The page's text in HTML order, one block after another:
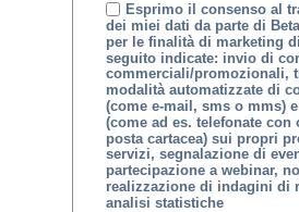
Esprimo il consenso al
dei miei dati da parte di
per le finalità di marketing
seguito indicate: invio di
commerciali/promozionali,
modalità automatizzate di
(come e-mail, sms o mms)
(come ad es. telefonate con
posta cartacea) sui propri
servizi, segnalazione di
partecipazione a webinar,
realizzazione di indagini di
analisi statistiche